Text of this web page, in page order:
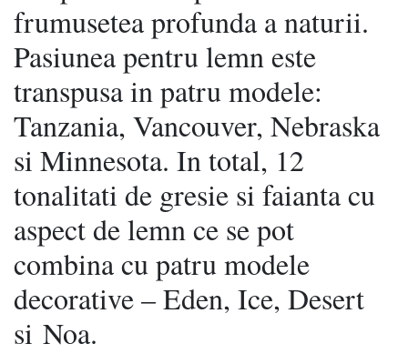
frumusetea profunda a naturii.
Pasiunea pentru lemn este
transpusa in patru modele:
Tanzania, Vancouver, Nebraska
si Minnesota. In total, 12
tonalitati de gresie si faianta cu
aspect de lemn ce se pot
combina cu patru modele
decorative – Eden, Ice, Desert
si Noa.